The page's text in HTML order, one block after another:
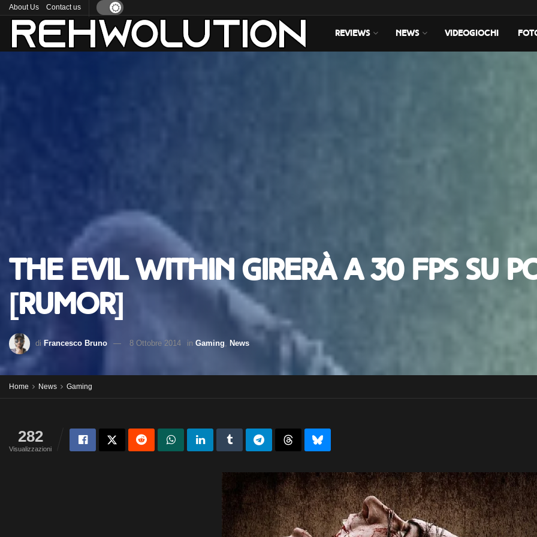
About Us Contact us
REVIEWS NEWS VIDEOGIOCHI
The Evil Within girerà a 30 fps su
[rumor]
di Francesco Bruno 8 Ottobre 2014 in Gaming News
Home News Gaming
282
Visualizzazioni